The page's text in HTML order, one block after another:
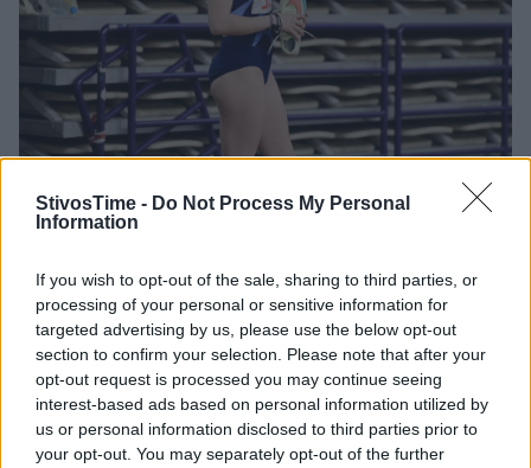
StivosTime - Do Not Process My Personal
Information
If you wish to opt-out of the sale, sharing to third parties, or
processing of your personal or sensitive information for
targeted advertising by us, please use the below opt-out
section to confirm your selection. Please note that after your
opt-out request is processed you may continue seeing
interest-based ads based on personal information utilized by
us or personal information disclosed to third parties prior to
your opt-out. You may separately opt-out of the further
Η Σπυριδούλα Καρύδη κέρδισε στο τριπλούν γυναικών